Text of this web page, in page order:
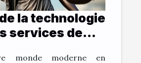
la technologie
services de
monde moderne en